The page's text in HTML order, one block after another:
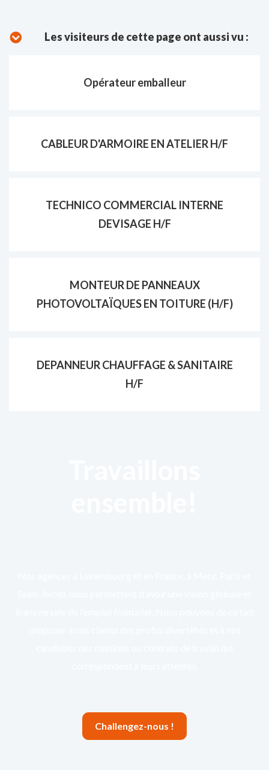
Les visiteurs de cette page ont aussi vu :
Opérateur emballeur
CABLEUR D'ARMOIRE EN ATELIER H/F
TECHNICO COMMERCIAL INTERNE
DEVISAGE H/F
MONTEUR DE PANNEAUX
PHOTOVOLTAÏQUES EN TOITURE (H/F)
DEPANNEUR CHAUFFAGE & SANITAIRE
H/F
Challengez-nous !